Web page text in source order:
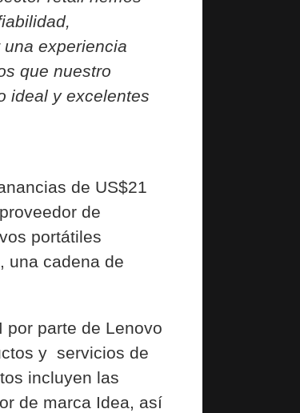
experiencia
que nuestro
ideal y excelentes
de US$21
de
portátiles
una cadena de
por parte de Lenovo
y servicios de
incluyen las
de marca Idea, así